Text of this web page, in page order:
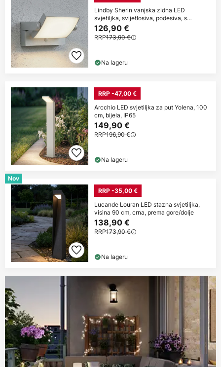
Lindby Sherin vanjska zidna LED
svjetiljka, svijetlosiva, podesiva, s
senzorom
126,90 €
RRP173,90 €
Na lageru
RRP -47,00 €
Arcchio LED svjetiljka za put Yolena, 100
cm, bijela, IP65
149,90 €
RRP196,90 €
Na lageru
Nov
RRP -35,00 €
Lucande Louran LED stazna svjetiljka,
visina 90 cm, crna, prema gore/dolje
138,90 €
RRP173,90 €
Na lageru